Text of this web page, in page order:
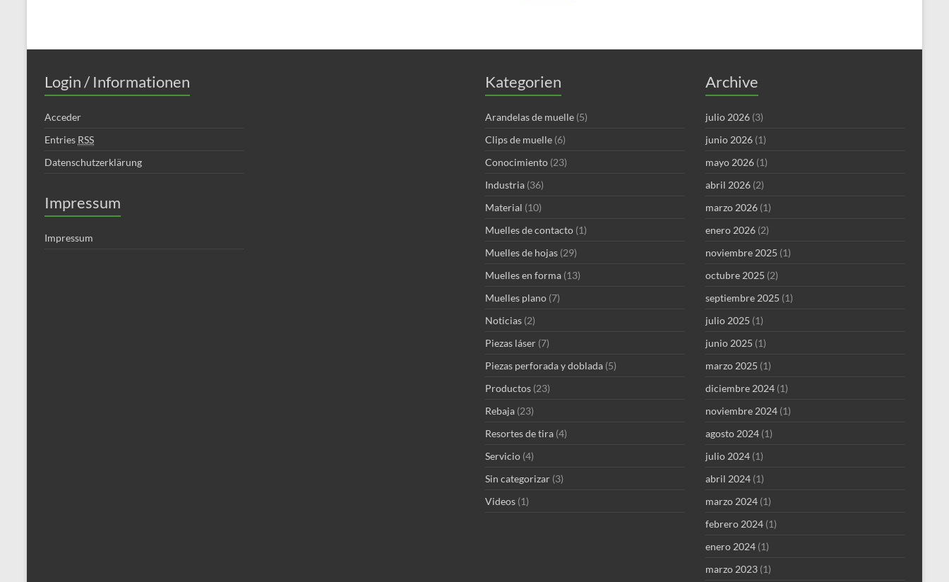
Login / Informationen
Acceder
Entries RSS
Datenschutzerklärung
Impressum
Impressum
Kategorien
Arandelas de muelle (5)
Clips de muelle (6)
Conocimiento (23)
Industria (36)
Material (10)
Muelles de contacto (1)
Muelles de hojas (29)
Muelles en forma (13)
Muelles plano (7)
Noticias (2)
Piezas láser (7)
Piezas perforada y doblada (5)
Productos (23)
Rebaja (23)
Resortes de tira (4)
Servicio (4)
Sin categorizar (3)
Videos (1)
Archive
julio 2026 (3)
junio 2026 (1)
mayo 2026 (1)
abril 2026 (2)
marzo 2026 (1)
enero 2026 (2)
noviembre 2025 (1)
octubre 2025 (2)
septiembre 2025 (1)
julio 2025 (1)
junio 2025 (1)
marzo 2025 (1)
diciembre 2024 (1)
noviembre 2024 (1)
agosto 2024 (1)
julio 2024 (1)
abril 2024 (1)
marzo 2024 (1)
febrero 2024 (1)
enero 2024 (1)
marzo 2023 (1)